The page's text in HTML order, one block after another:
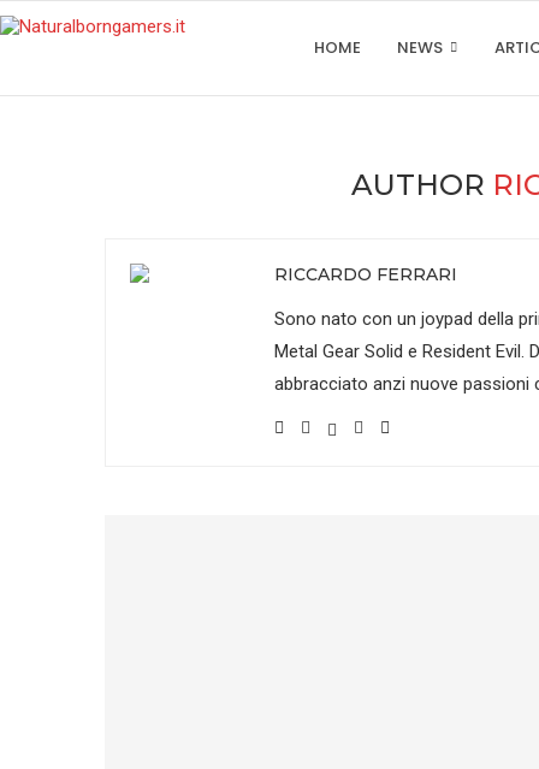
HOME NEWS
AUTHOR
RICCARDO FERRARI
Sono nato con un joypad della
Metal Gear Solid e Resident
abbracciato anzi nuove passioni